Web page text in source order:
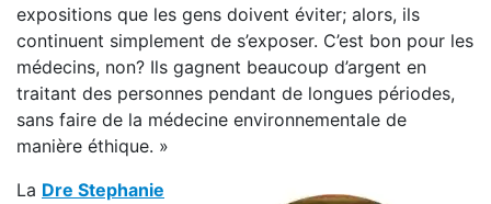
expositions que les gens doivent éviter; alors, ils
continuent simplement de s’exposer. C’est bon pour les
médecins, non? Ils gagnent beaucoup d’argent en
traitant des personnes pendant de longues périodes,
sans faire de la médecine environnementale de
manière éthique. »
La Dre Stephanie